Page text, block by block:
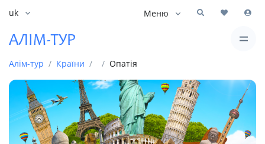
uk Меню
Алім-тур Країни Опатія